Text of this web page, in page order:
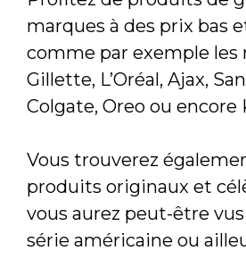
marques à des prix bas
comme par exemple les
Gillette, L’Oréal, Ajax,
Colgate, Oreo ou encore
Vous trouverez
produits originaux et
vous aurez peut-être
série américaine ou